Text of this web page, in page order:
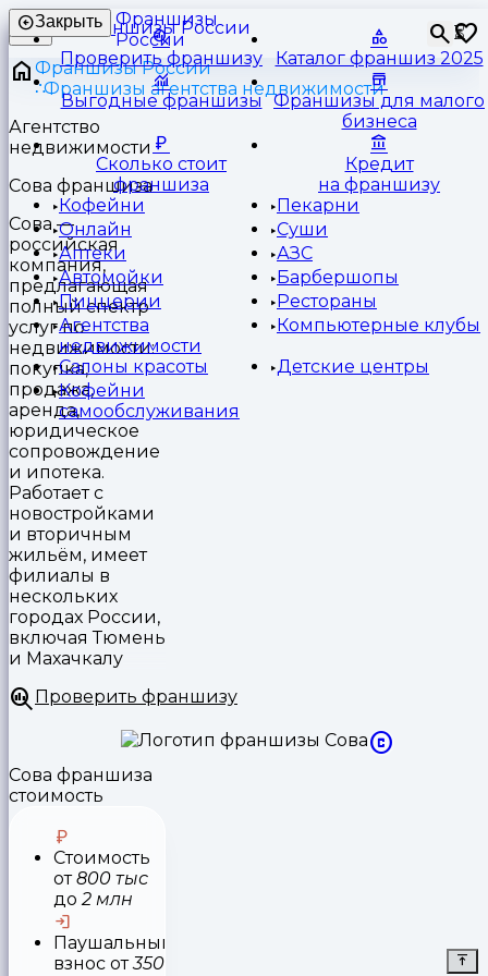
Франшизы
России
⏳
Закрыть
Проверить франшизу Каталог франшиз 2025
Выгодные франшизы Франшизы для малого
бизнеса
Сколько стоит
франшиза
Кредит
на франшизу
Кофейни
Пекарни
Онлайн
Суши
Аптеки
АЗС
Автомойки
Барбершопы
Пиццерии
Рестораны
Агентства
недвижимости
Компьютерные клубы
Салоны красоты
Детские центры
Кофейни
самообслуживания
Франшизы России
Франшизы агентства недвижимости
Агентство
недвижимости
Сова франшиза
Сова —
российская
компания,
предлагающая
полный спектр
услуг по
недвижимости:
покупка,
продажа,
аренда,
юридическое
сопровождение
и ипотека.
Работает с
новостройками
и вторичным
жильём, имеет
филиалы в
нескольких
городах России,
включая Тюмень
и Махачкалу
Проверить франшизу
Сова франшиза
стоимость
Стоимость
от800 тыс
до2 млн
Паушальный
взнос от350